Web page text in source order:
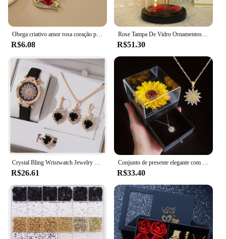
Obega criativo amor rosa coração pingente colar para mulheres requintado zircão para sempre colar romântico dia dos namorados jóias
R$6.08
Rose Tampa De Vidro Ornamentos, Presente Do Dia Dos Namorados, Presente De Aniversário, Aniversário De Casamento, Ação De Graças etc, 1Pc
R$51.30
Crystal Bling Wristwatch Jewelry Kit para Mulheres, Conjuntos de relógios, Presentes para Mãe, Esposa, Namorada
R$26.61
Conjunto de presente elegante com colar de girassol – Comemore o amor, lealdade, perfeito para o dia das mães, aniversários, dia dos namorados, casamentos
R$33.40